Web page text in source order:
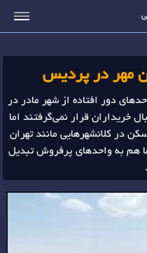
مهر در پردیس
دور افتاده از شهر مادر در
خریداران قرار نمی‌گرفتند اما
قیمت مسکن در کلانشهرهایی مانند تهران
تا 1400 این واحدها هم به واحدهای پرفروش تبدیل